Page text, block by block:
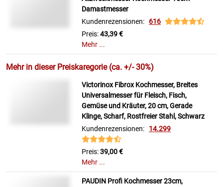
Damastmesser
Kundenrezensionen: 616
Preis:43,39 €
Mehr ...
Mehr in dieser Preiskaregorie (ca. +/- 30%)
Victorinox Fibrox Kochmesser, Breites
Universalmesser für Fleisch, Fisch,
Gemüse und Kräuter, 20 cm, Gerade
Klinge, Scharf, Rostfreier Stahl, Schwarz
Kundenrezensionen: 14.299
Preis:39,00 €
Mehr ...
PAUDIN Profi Kochmesser 23cm,